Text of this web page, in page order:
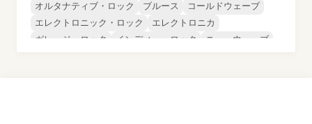
オルタナティブ・ロック ブルース
コールドウェーブ
エレクトロニック・ロック
エレクトロニカ
ガレージ・ロック
インディー・ロック ニューウェーブ